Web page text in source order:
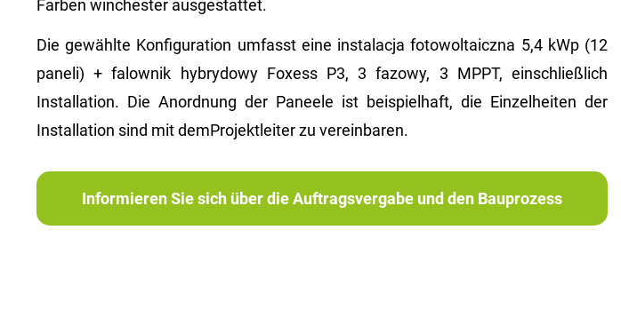
Farben winchester ausgestattet.
Die gewählte Konfiguration umfasst eine instalacja fotowoltaiczna 5,4 kWp (12
paneli) + falownik hybrydowy Foxess P3, 3 fazowy, 3 MPPT, einschließlich
Installation. Die Anordnung der Paneele ist beispielhaft, die Einzelheiten der
Installation sind mit demProjektleiter zu vereinbaren.
Informieren Sie sich über die Auftragsvergabe und den Bauprozess